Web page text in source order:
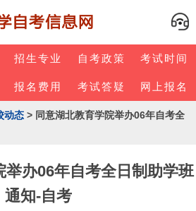
招生专业 自考政策 考试时间
报名费用 考试答疑 网上报名
动态 > 同意湖北教育学院举办06年自考全
举办06年自考全日制助学班
通知-自考